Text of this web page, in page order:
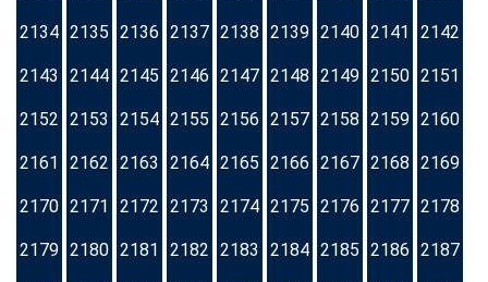
2134 2135 2136 2137 2138 2139 2140 2141 2142
2143 2144 2145 2146 2147 2148 2149 2150 2151
2152 2153 2154 2155 2156 2157 2158 2159 2160
2161 2162 2163 2164 2165 2166 2167 2168 2169
2170 2171 2172 2173 2174 2175 2176 2177 2178
2179 2180 2181 2182 2183 2184 2185 2186 2187